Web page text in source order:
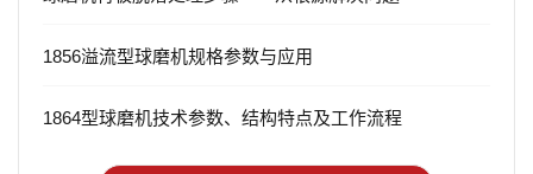
1856溢流型球磨机规格参数与应用
1864型球磨机技术参数、结构特点及工作流程